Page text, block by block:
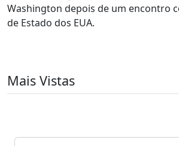
Washington depois de um encontro
de Estado dos EUA.
Mais Vistas